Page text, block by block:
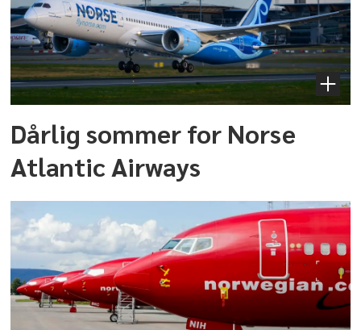
Dårlig sommer for Norse
Atlantic Airways